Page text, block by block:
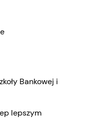
Bankowej i
lepszym